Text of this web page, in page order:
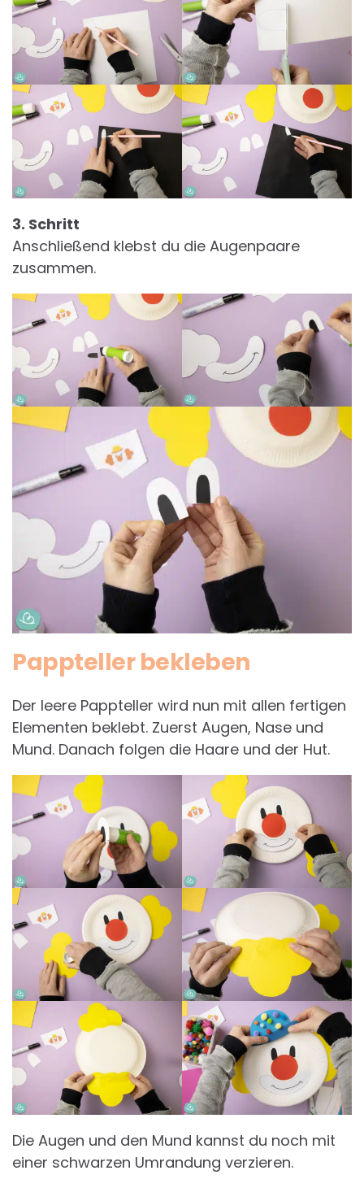
3. Schritt
Anschließend klebst du die Augenpaare
zusammen.
Pappteller bekleben
Der leere Pappteller wird nun mit allen fertigen
Elementen beklebt. Zuerst Augen, Nase und
Mund. Danach folgen die Haare und der Hut.
Die Augen und den Mund kannst du noch mit
einer schwarzen Umrandung verzieren.